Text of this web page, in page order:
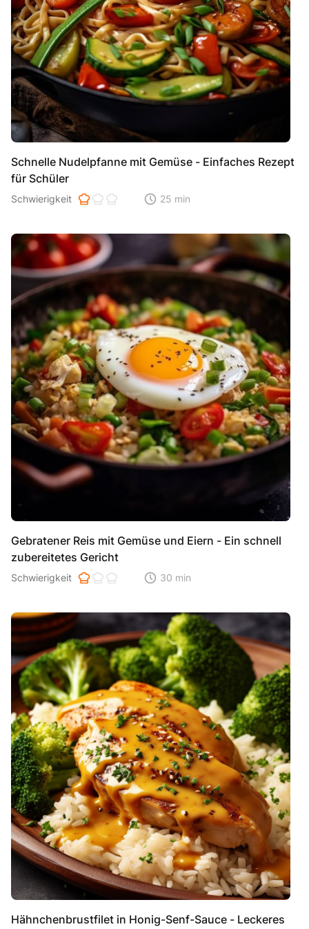
Schnelle Nudelpfanne mit Gemüse - Einfaches Rezept
für Schüler
Schwierigkeit der Zubereitung. 1 ist einfach 2 ist mittel 3 ist
Schwierigkeit Zeitaufwand der der Zubereitung.
25 min
Gebratener Reis mit Gemüse und Eiern - Ein schnell
zubereitetes Gericht
Schwierigkeit der Zubereitung. 1 ist einfach 2 ist mittel 3 ist
Schwierigkeit Zeitaufwand der der Zubereitung.
30 min
Hähnchenbrustfilet in Honig-Senf-Sauce - Leckeres